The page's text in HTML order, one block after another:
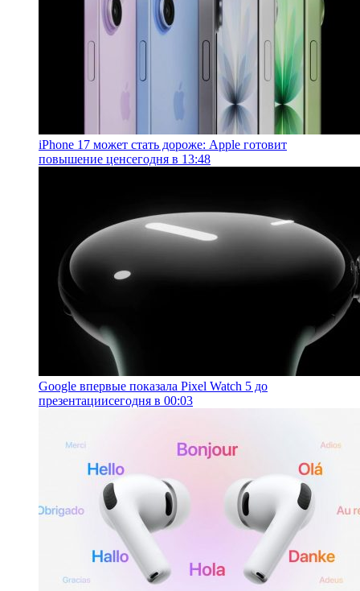
iPhone 17 может стать дороже: Apple готовит
повышение ценсегодня в 13:48
Google впервые показала Pixel Watch 5 до
презентациисегодня в 00:03